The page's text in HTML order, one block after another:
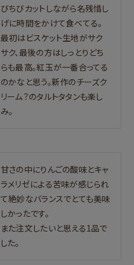
びちびカットしながら名残惜し
げに時間をかけて食べてる。
最初はビスケット生地がサク
サク、最後の方はしっとりどち
らも最高。紅玉が一番合ってる
のかなと思う。新作のチーズク
リーム？のタルトタタンも楽し
み。
甘さの中にりんごの酸味とキャ
ラメリゼによる苦味が感じられ
て絶妙なバランスでとても美味
しかったです。
また注文したいと思える1品で
した。